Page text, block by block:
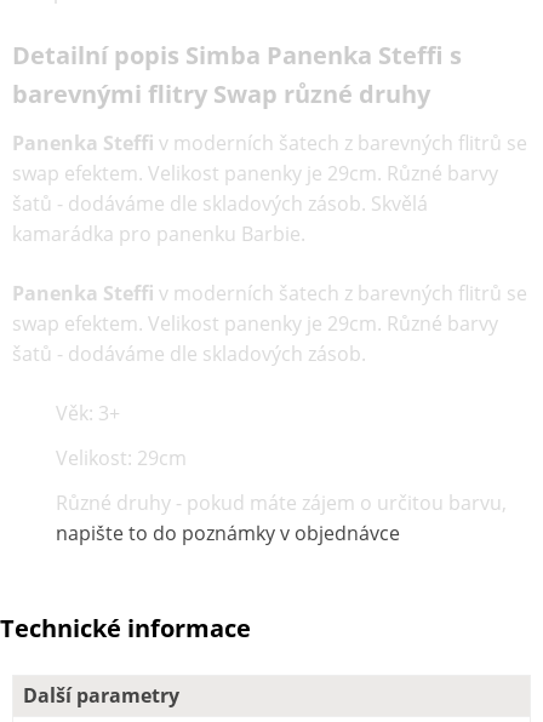
Detailní popis Simba Panenka Steffi s
barevnými flitry Swap různé druhy
Panenka Steffi v moderních šatech z barevných flitrů se
swap efektem. Velikost panenky je 29cm. Různé barvy
šatů - dodáváme dle skladových zásob. Skvělá
kamarádka pro panenku Barbie.
Panenka Steffi v moderních šatech z barevných flitrů se
swap efektem. Velikost panenky je 29cm. Různé barvy
šatů - dodáváme dle skladových zásob.
Věk: 3+
Velikost: 29cm
Různé druhy - pokud máte zájem o určitou barvu,
napište to do poznámky v objednávce
Technické informace
Další parametry